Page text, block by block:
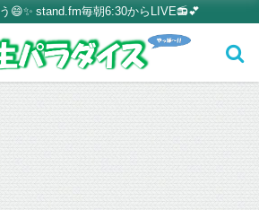
😄✨ stand.fm毎朝6:30からLIVE📻💕